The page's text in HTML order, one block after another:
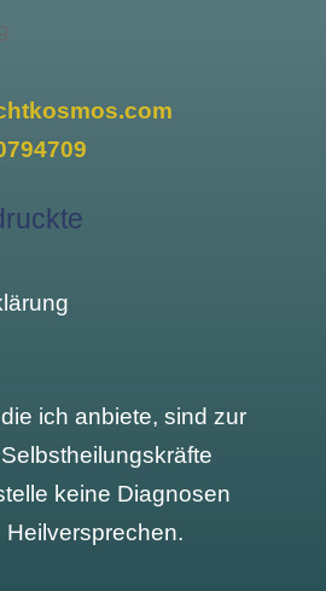
ich anbiete, sind zur
keine Diagnosen